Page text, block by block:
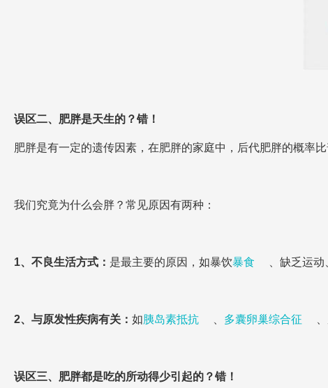
误区二、肥胖是天生的？错！
肥胖是有一定的遗传因素，在肥胖的家庭中，后代肥胖的概率
我们究竟为什么会胖？常见原因有两种：
1、不良生活方式： 是最主要的原因，如暴饮暴食 、缺乏运
2、与原发性疾病有关： 如胰岛素抵抗 多囊卵巢综合征
误区三、肥胖都是吃的所动得少引起的？错！